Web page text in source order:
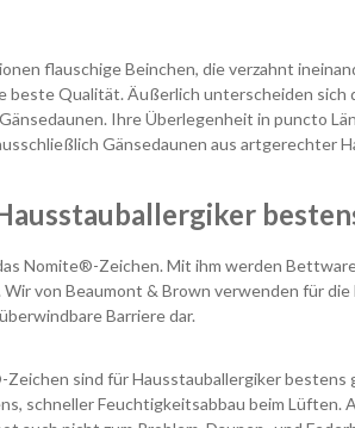
flauschige Beinchen, die verzahnt
beste Qualität. Äußerlich unterscheiden
Ihre Überlegenheit in puncto
Gänsedaunen aus artgerechter
Nomite®-Zeichen. Mit ihm werden
von Beaumont & Brown verwenden für die
Barriere dar.
sind für Hausstauballergiker
schneller Feuchtigkeitsabbau beim